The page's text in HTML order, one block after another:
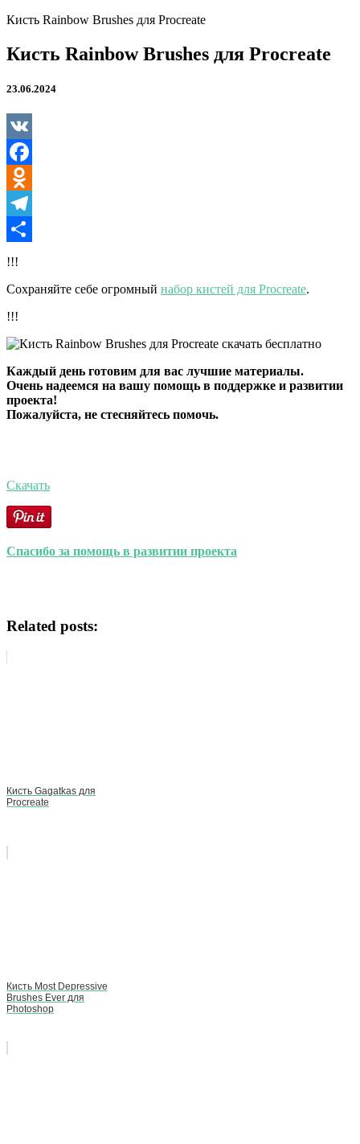
Кисть Rainbow Brushes для Procreate
Кисть Rainbow Brushes для Procreate
23.06.2024
VK
Facebook
Odnoklassniki
Telegram
Отправить
!!!
Сохраняйте себе огромный набор кистей для Procreate.
!!!
Каждый день готовим для вас лучшие материалы.
Очень надеемся на вашу помощь в поддержке и развитии
проекта!
Пожалуйста, не стесняйтесь помочь.
Скачать
Спасибо за помощь в развитии проекта
Related posts:
Кисть Gagatkas для
Procreate
Кисть Most Depressive
Brushes Ever для
Photoshop